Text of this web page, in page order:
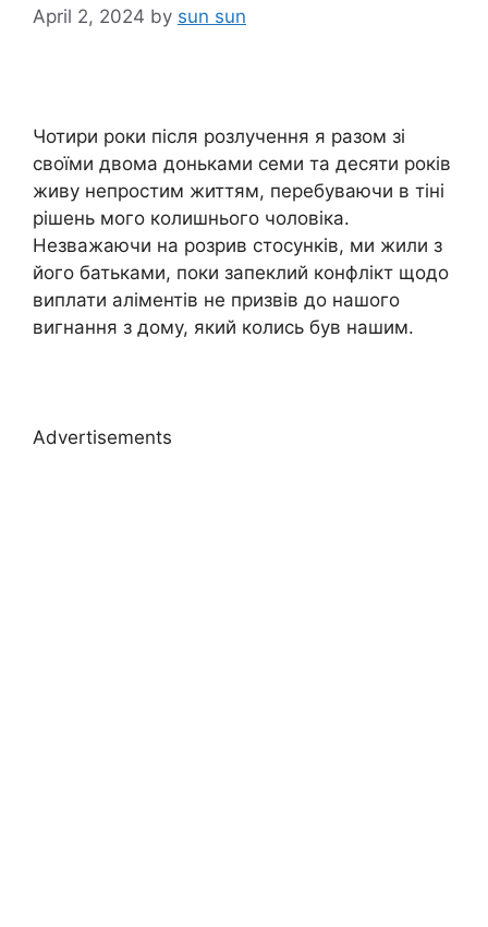
April 2, 2024 by sun sun
Чотири роки після розлучення я разом зі
своїми двома доньками семи та десяти років
живу непростим життям, перебуваючи в тіні
рішень мого колишнього чоловіка.
Незважаючи на розрив стосунків, ми жили з
його батьками, поки запеклий конфлікт щодо
виплати аліментів не призвів до нашого
вигнання з дому, який колись був нашим.
Advertisements